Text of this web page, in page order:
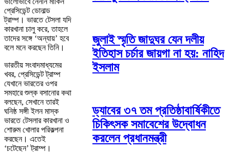
প্রেসিডেন্ট ডোনাল্ড
ট্রাম্প। ভারতে টেসলা যদি
কারখানা চালু করে, তাহলে
তাদের সঙ্গে ‘অন্যায়’ হবে
বলে মনে করছেন তিনি।
ভারতীয় সংবাদমাধ্যমের
খবর, প্রেসিডেন্ট ট্রাম্প
যেখানে ভারতের ওপর
সমহারে শুল্ক বসানোর কথা
বলছেন, সেখানে তারই
ঘনিষ্ঠ সঙ্গী ইলন মাস্ক
ভারতে টেসলার কারখানা ও
শোরুম খোলার পরিকল্পনা
করছেন। এতেই
‘চটেছেন’ ট্রাম্প।
জুলাই স্মৃতি জাদুঘর যেন দলীয়
ইতিহাস চর্চার জায়গা না হয়: নাহিদ
ইসলাম
ড্যাবের ৩৭ তম প্রতিষ্ঠাবার্ষিকীতে
চিকিৎসক সমাবেশের উদ্বোধন
করলেন প্রধানমন্ত্রী